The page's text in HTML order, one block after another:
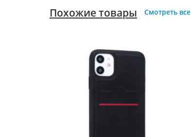
Похожие товары Смотреть все